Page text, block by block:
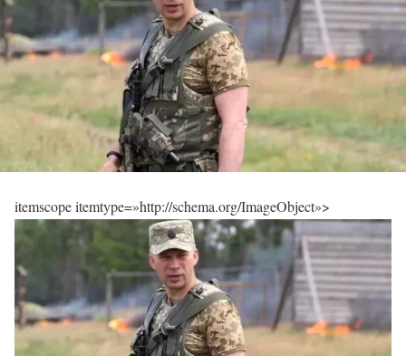
itemscope itemtype=»http://schema.org/ImageObject»>